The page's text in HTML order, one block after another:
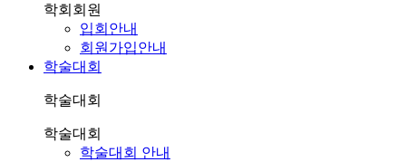
학회회원
입회안내
회원가입안내
학술대회
학술대회
학술대회
학술대회 안내